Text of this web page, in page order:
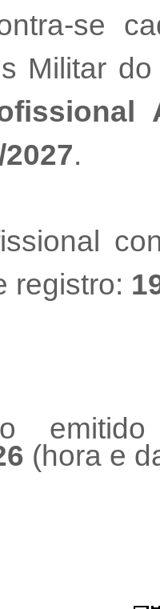
se
Militar
.
registro:
(hora e